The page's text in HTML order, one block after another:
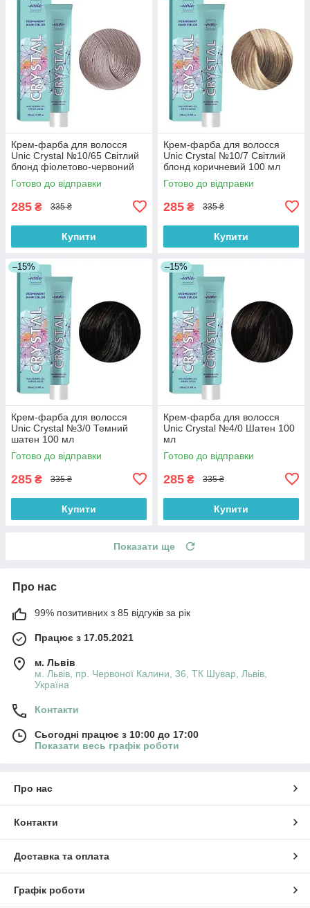
Крем-фарба для волосся
Unic Crystal №10/65 Світлий
блонд фіолетово-червоний
100 мл
Готово до відправки
285 ₴ 335 ₴
Купити
Крем-фарба для волосся
Unic Crystal №10/7 Світлий
блонд коричневий 100 мл
Готово до відправки
285 ₴ 335 ₴
Купити
–15%
Крем-фарба для волосся
Unic Crystal №3/0 Темний
шатен 100 мл
Готово до відправки
285 ₴ 335 ₴
Купити
–15%
Крем-фарба для волосся
Unic Crystal №4/0 Шатен 100
мл
Готово до відправки
285 ₴ 335 ₴
Купити
Показати ще
Про нас
99% позитивних з 85 відгуків за рік
Працює з 17.05.2021
м. Львів
м. Львів, пр. Червоної Калини, 36, ТК Шувар, Львів,
Україна
Контакти
Сьогодні працює з 10:00 до 17:00
Показати весь графік роботи
Про нас
Контакти
Доставка та оплата
Графік роботи